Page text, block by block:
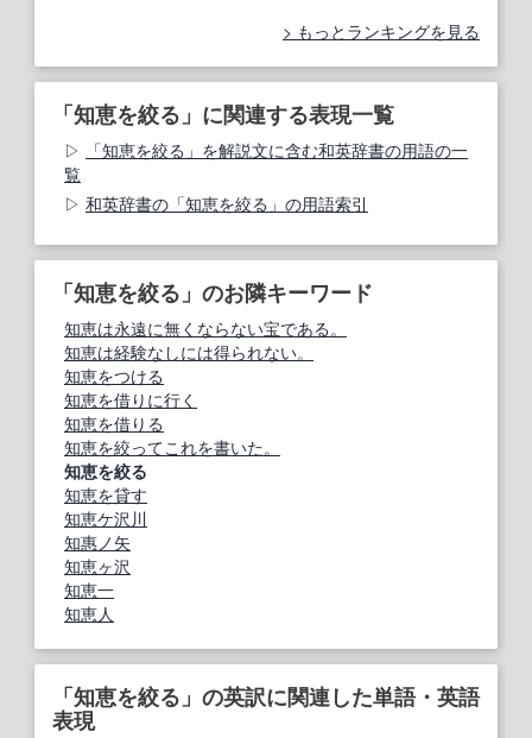
もっとランキングを見る
「知恵を絞る」に関連する表現一覧
「知恵を絞る」を解説文に含む和英辞書の用語の一
覧
和英辞書の「知恵を絞る」の用語索引
「知恵を絞る」のお隣キーワード
知恵は永遠に無くならない宝である。
知恵は経験なしには得られない。
知恵をつける
知恵を借りに行く
知恵を借りる
知恵を絞ってこれを書いた。
知恵を絞る
知恵を貸す
知恵ケ沢川
知惠ノ矢
知恵ヶ沢
知恵一
知恵人
「知恵を絞る」の英訳に関連した単語・英語
表現